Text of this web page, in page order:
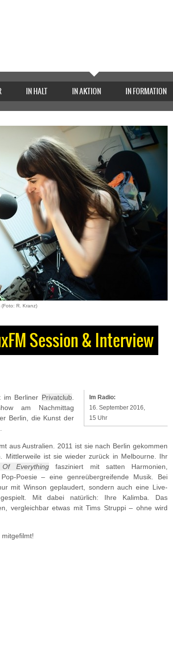
IN HALT IN AKTION IN FORMATION
(Foto: R. Kranz)
Session & Interview
Im Radio:
16. September 2016,
15 Uhr
im Berliner Privatclub
am Nachmittag
Berlin, die Kunst der
aus Australien. 2011 ist sie nach Berlin gekommen
ist sie wieder zurück in Melbourne. Ihr
Everything fasziniert mit satten Harmonien,
Poesie – eine genreübergreifende Musik. Bei
mit Winson geplaudert, sondern auch eine Live-
Mit dabei natürlich: Ihre Kalimba. Das
vergleichbar etwas mit Tims Struppi – ohne wird